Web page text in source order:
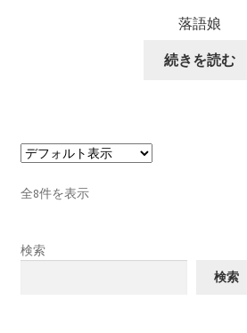
落語娘
続きを読む
全8件を表示
検索
検索